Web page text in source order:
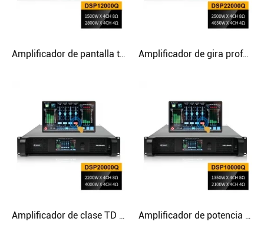
Amplificador de gira profesional FIR AES 2U con pantalla táctil para subwoofer